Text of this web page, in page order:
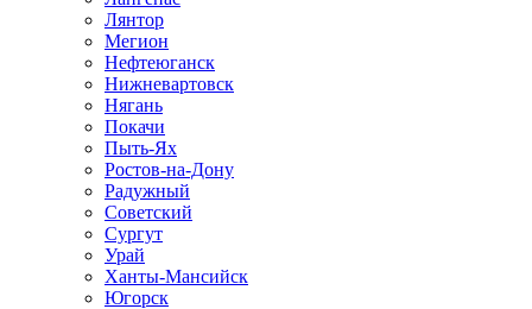
Лянтор
Мегион
Нефтеюганск
Нижневартовск
Нягань
Покачи
Пыть-Ях
Рoстов-на-Дону
Радужный
Советский
Сургут
Урай
Ханты-Мансийск
Югорск